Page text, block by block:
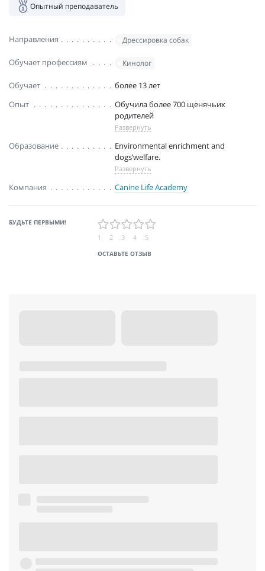
Опытный преподаватель
Направления Дрессировка собак
Обучает профессиям Кинолог
Обучает
более 13 лет
Опыт
Обучила более 700 щенячьих
родителей
Развернуть
Образование
Environmental enrichment and
dogs’welfare.
Развернуть
Компания Canine Life Academy
БУДЬТЕ ПЕРВЫМИ!
ОСТАВЬТЕ ОТЗЫВ
1 2 3 4 5